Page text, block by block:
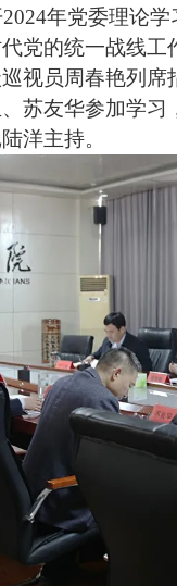
2024年党委理论学
党的统一战线
视员周春艳列
苏友华参加学
洋主持。